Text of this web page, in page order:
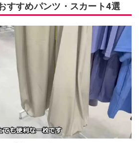
すすめパンツ・スカート4選